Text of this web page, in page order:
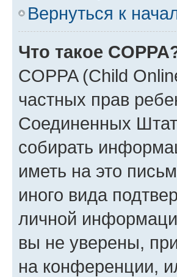
Вернуться к
Что такое
COPPA (Child
частных прав
Соединенных
собирать
иметь на это
иного вида
личной
вы не уверены,
на конференции,